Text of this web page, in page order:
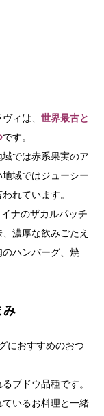
ィは、 世界最古と
です。
では赤系果実のア
域ではジューシー
れています。
ナのザカルパッチ
濃厚な飲みごたえ
ハンバーグ、焼
み
におすすめのおつ
ブドウ品種です。
いるお料理と一緒